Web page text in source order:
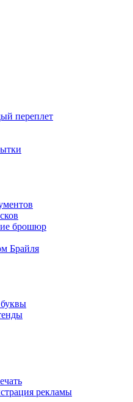
переплет
брошюр
Брайля
рекламы